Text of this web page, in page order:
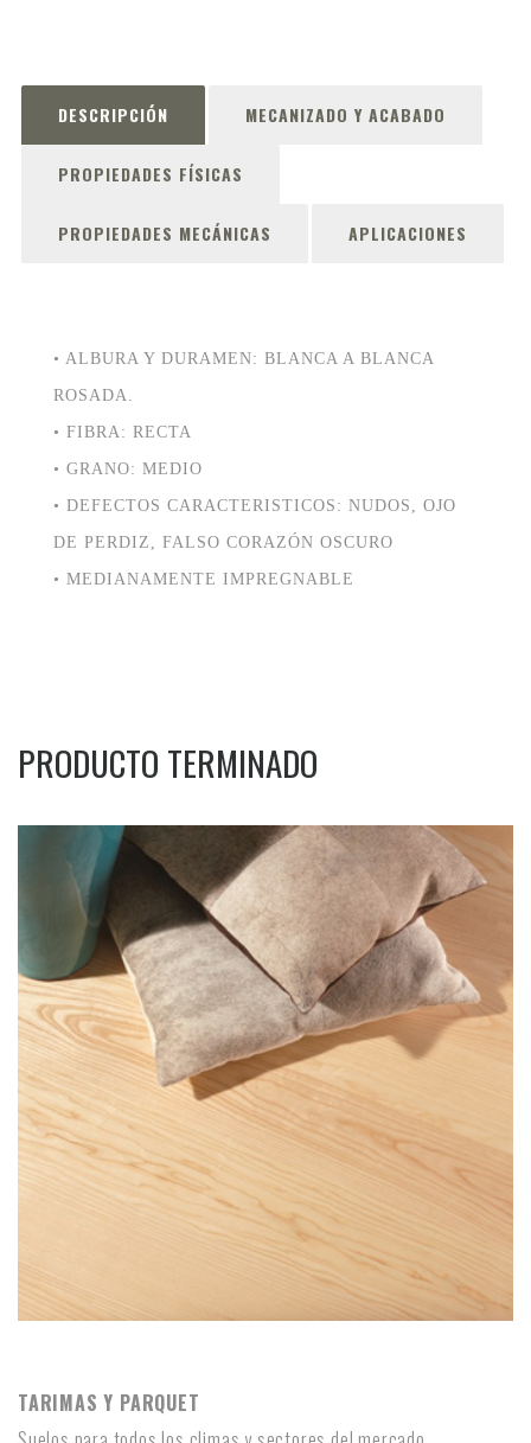
DESCRIPCIÓN MECANIZADO Y ACABADO
PROPIEDADES FÍSICAS
PROPIEDADES MECÁNICAS APLICACIONES
• ALBURA Y DURAMEN: BLANCA A BLANCA
ROSADA.
• FIBRA: RECTA
• GRANO: MEDIO
• DEFECTOS CARACTERISTICOS: NUDOS, OJO
DE PERDIZ, FALSO CORAZÓN OSCURO
• MEDIANAMENTE IMPREGNABLE
PRODUCTO TERMINADO
TARIMAS Y PARQUET